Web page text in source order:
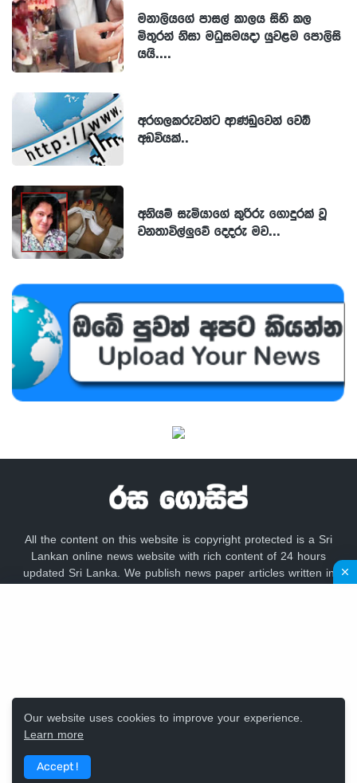
මනාලියගේ පාසල් කාලය සිහි කල
මිතුරන් නිසා මධුසමයදා යුවළම පොලිසි
යයි....
අරගලකරුවන්ට ආණ්ඩුවෙන් වෙබ්
අඩවියක්..
අනියම් සැමියාගේ කුරිරු ගොදුරක් වූ
වනතාවිල්ලුවේ දෙදරු මව...
All the content on this website is copyright protected is a Sri
Lankan online news website with rich content of 24 hours
updated Sri Lanka. We publish news paper articles written in
Our website uses cookies to improve your experience.
Learn more
Accept !